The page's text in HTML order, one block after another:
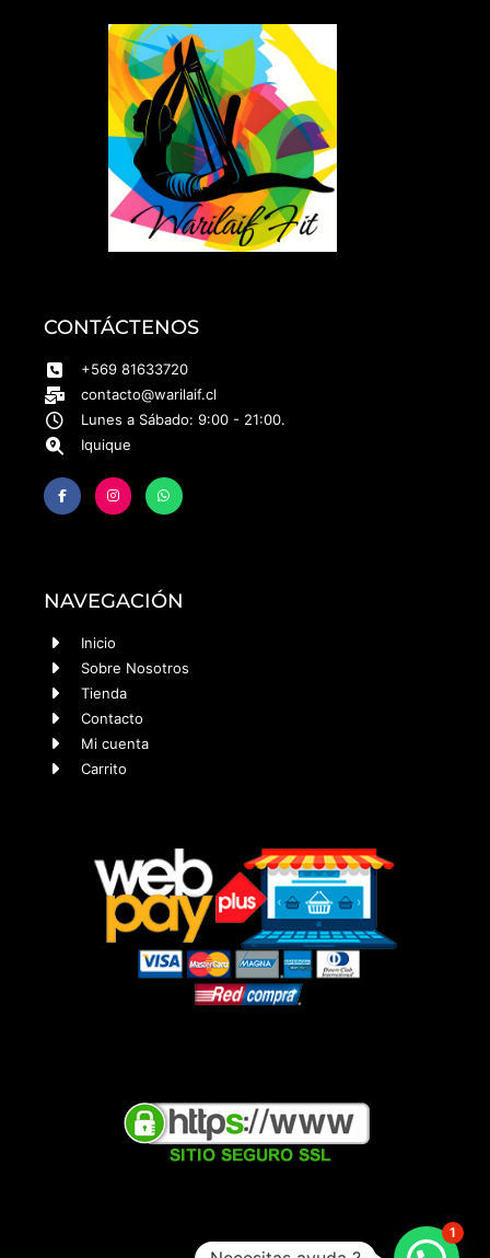
CONTÁCTENOS
+569 81633720
contacto@warilaif.cl
Lunes a Sábado: 9:00 - 21:00.
Iquique
NAVEGACIÓN
Inicio
Sobre Nosotros
Tienda
Contacto
Mi cuenta
Carrito
1